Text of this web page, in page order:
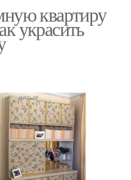
квартиру
украсить